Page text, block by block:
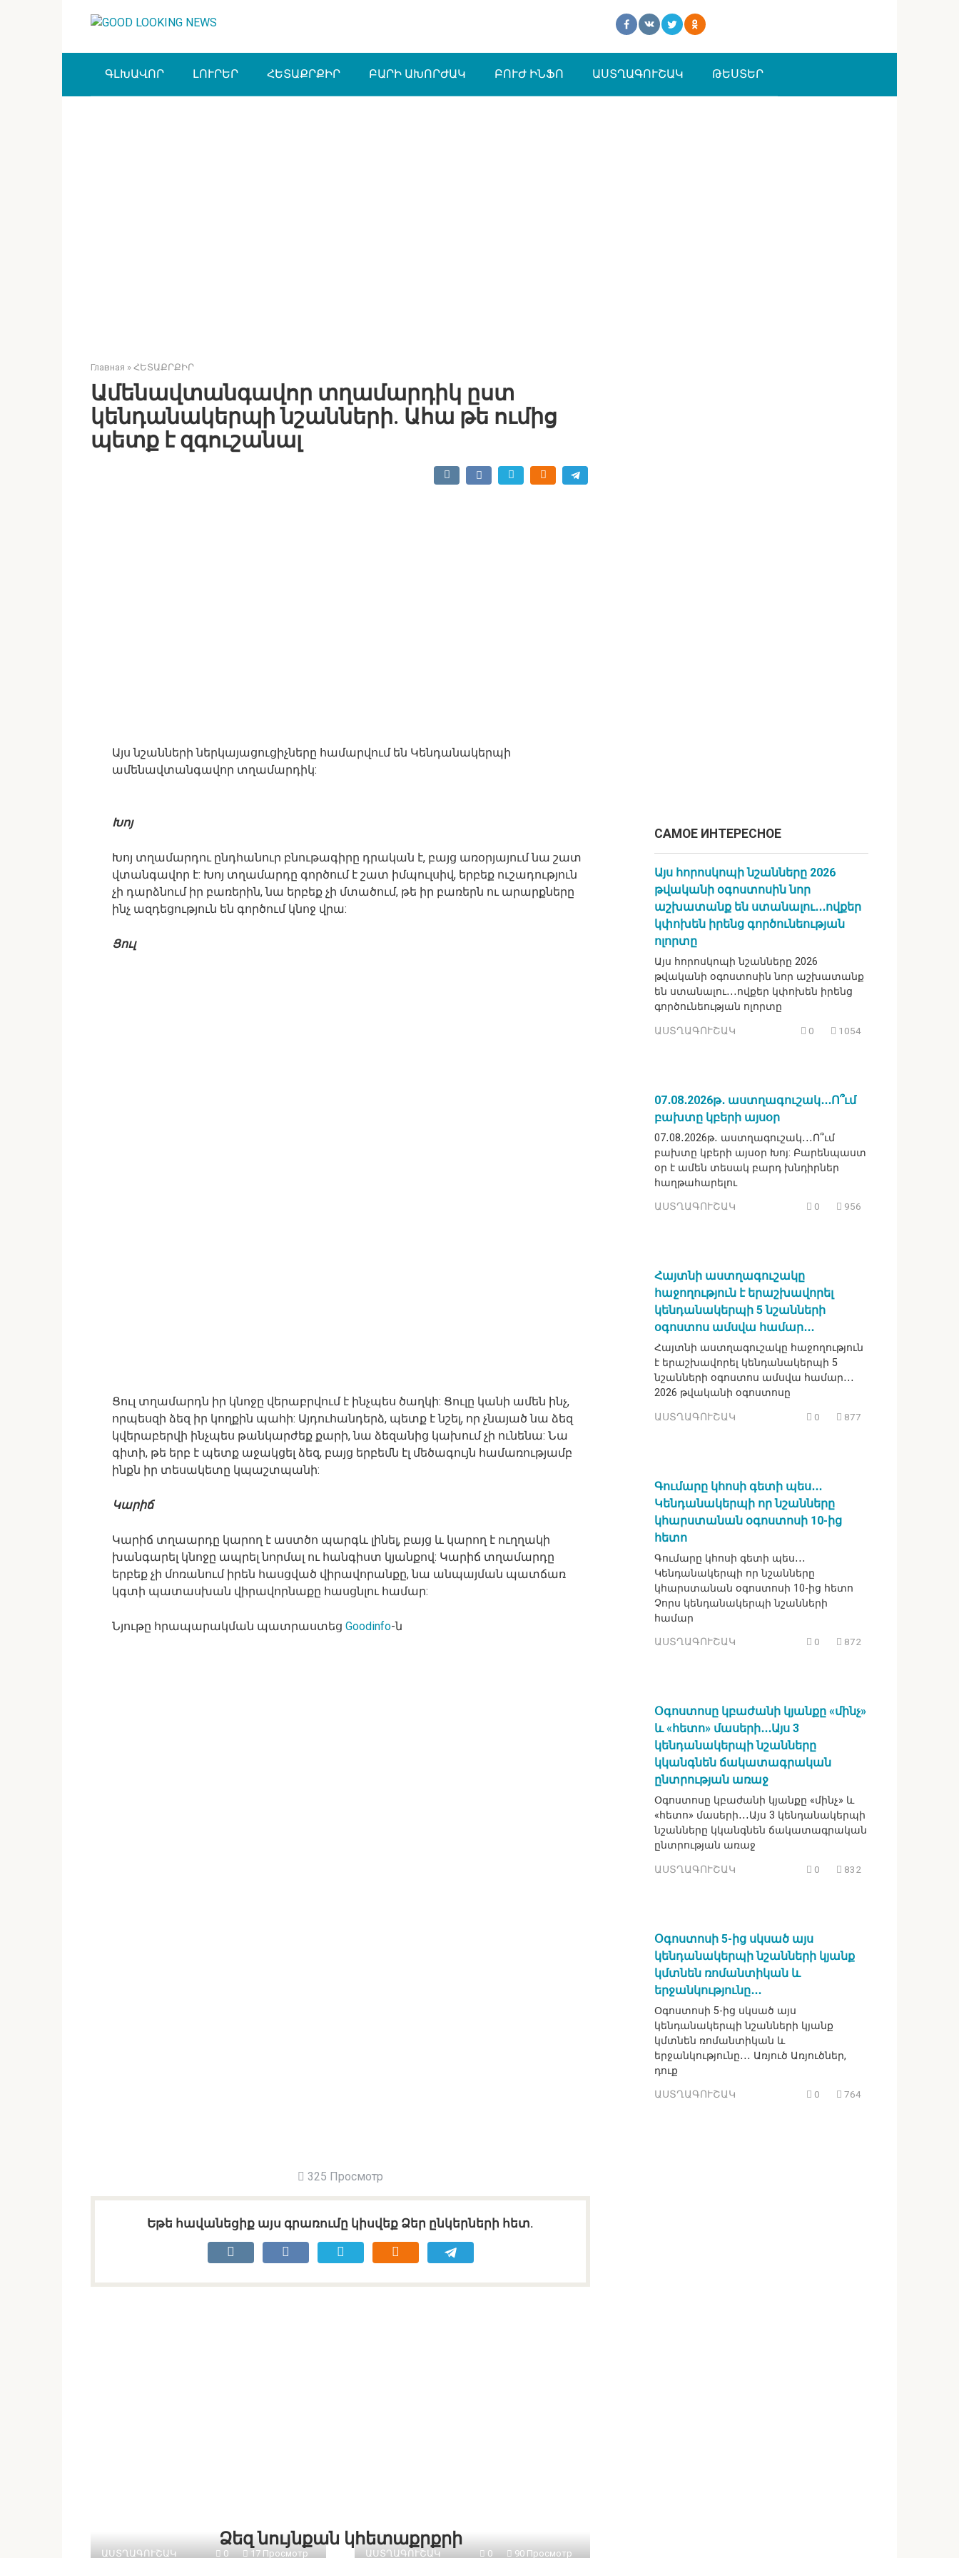
ԳԼԽԱՎՈՐ ԼՈՒՐԵՐ ՀԵՏԱՔՐՔԻՐ ԲԱՐԻ ԱԽՈՐԺԱԿ ԲՈՒԺ ԻՆՖՈ ԱՍՏՂԱԳՈՒՇԱԿ ԹԵՍՏԵՐ
Главная » ՀԵՏԱՔՐՔԻՐ
Ամենավտանգավոր տղամարդիկ ըստ
կենդանակերպի նշանների. Ահա թե ումից
պետք է զգուշանալ
Այս նշանների ներկայացուցիչները համարվում են Կենդանակերպի
ամենավտանգավոր տղամարդիկ:
Խոյ
Խոյ տղամարդու ընդհանուր բնութագիրը դրական է, բայց առօրյայում նա շատ
վտանգավոր է: Խոյ տղամարդը գործում է շատ իմպուլսիվ, երբեք ուշադություն
չի դարձնում իր բառերին, նա երբեք չի մտածում, թե իր բառերն ու արարքները
ինչ ազդեցություն են գործում կնոջ վրա:
Ցուլ
Ցուլ տղամարդն իր կնոջը վերաբրվում է ինչպես ծաղկի: Ցուլը կանի ամեն ինչ,
որպեսզի ձեզ իր կողքին պահի: Այդուհանդերձ, պետք է նշել, որ չնայած նա ձեզ
կվերաբերվի ինչպես թանկարժեք քարի, նա ձեզանից կախում չի ունենա: Նա
գիտի, թե երբ է պետք աջակցել ձեզ, բայց երբեմն էլ մեծագույն համառությամբ
ինքն իր տեսակետը կպաշտպանի:
Կարիճ
Կարիճ տղաարդը կարող է աստծո պարգև լինել, բայց և կարող է ուղղակի
խանգարել կնոջը ապրել նորմալ ու հանգիստ կյանքով: Կարիճ տղամարդը
երբեք չի մոռանում իրեն հասցված վիրավորանքը, նա անպայման պատճառ
կգտի պատասխան վիրավորնաքը հասցնլու համար:
Նյութը հրապարակման պատրաստեց Goodinfo-ն
325 Просмотр
Եթե հավանեցիք այս գրառումը կիսվեք Ձեր ընկերների հետ.
Ձեզ նույնքան կհետաքրքրի
ԱՍՏՂԱԳՈՒՇԱԿ 0 17 Просмотр ԱՍՏՂԱԳՈՒՇԱԿ 0 90 Просмотр
САМОЕ ИНТЕРЕСНОЕ
Այս հորոսկոպի նշանները 2026
թվականի օգոստոսին նոր
աշխատանք են ստանալու․․․ովքեր
կփոխեն իրենց գործունեության
ոլորտը
Այս հորոսկոպի նշանները 2026
թվականի օգոստոսին նոր աշխատանք
են ստանալու․․․ովքեր կփոխեն իրենց
գործունեության ոլորտը
ԱՍՏՂԱԳՈՒՇԱԿ 0 1054
07․08․2026թ․ աստղագուշակ․․․Ո՞ւմ
բախտը կբերի այսօր
07․08․2026թ․ աստղագուշակ․․․Ո՞ւմ
բախտը կբերի այսօր Խոյ: Բարենպաստ
օր է ամեն տեսակ բարդ խնդիրներ
հաղթահարելու
ԱՍՏՂԱԳՈՒՇԱԿ 0 956
Հայտնի աստղագուշակը
հաջողություն է երաշխավորել
կենդանակերպի 5 նշանների
օգոստոս ամսվա համար․․․
Հայտնի աստղագուշակը հաջողություն
է երաշխավորել կենդանակերպի 5
նշանների օգոստոս ամսվա համար․․․
2026 թվականի օգոստոսը
ԱՍՏՂԱԳՈՒՇԱԿ 0 877
Գումարը կհոսի գետի պես․․․
Կենդանակերպի որ նշանները
կհարստանան օգոստոսի 10-ից
հետո
Գումարը կհոսի գետի պես․․․
Կենդանակերպի որ նշանները
կհարստանան օգոստոսի 10-ից հետո
Չորս կենդանակերպի նշանների
համար
ԱՍՏՂԱԳՈՒՇԱԿ 0 872
Օգոստոսը կբաժանի կյանքը «մինչ»
և «հետո» մասերի․․․Այս 3
կենդանակերպի նշանները
կկանգնեն ճակատագրական
ընտրության առաջ
Օգոստոսը կբաժանի կյանքը «մինչ» և
«հետո» մասերի․․․Այս 3 կենդանակերպի
նշանները կկանգնեն ճակատագրական
ընտրության առաջ
ԱՍՏՂԱԳՈՒՇԱԿ 0 832
Օգոստոսի 5-ից սկսած այս
կենդանակերպի նշանների կյանք
կմտնեն ռոմանտիկան և
երջանկությունը․․․
Օգոստոսի 5-ից սկսած այս
կենդանակերպի նշանների կյանք
կմտնեն ռոմանտիկան և
երջանկությունը․․․ Առյուծ Առյուծներ,
դուք
ԱՍՏՂԱԳՈՒՇԱԿ 0 764